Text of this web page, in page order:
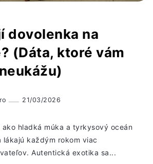
dovolenka na
(Dáta, ktoré vám
21/03/2026
ako hladká múka a tyrkysový oceán
každým rokom viac
Autentická exotika sa...